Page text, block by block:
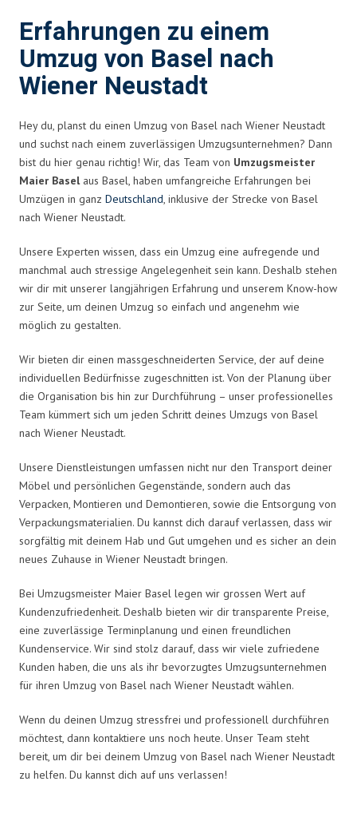
Erfahrungen zu einem
Umzug von Basel nach
Wiener Neustadt
Hey du, planst du einen Umzug von Basel nach Wiener Neustadt
und suchst nach einem zuverlässigen Umzugsunternehmen? Dann
bist du hier genau richtig! Wir, das Team von Umzugsmeister
Maier Baselaus Basel, haben umfangreiche Erfahrungen bei
Umzügen in ganz Deutschland, inklusive der Strecke von Basel
nach Wiener Neustadt.
Unsere Experten wissen, dass ein Umzug eine aufregende und
manchmal auch stressige Angelegenheit sein kann. Deshalb stehen
wir dir mit unserer langjährigen Erfahrung und unserem Know-how
zur Seite, um deinen Umzug so einfach und angenehm wie
möglich zu gestalten.
Wir bieten dir einen massgeschneiderten Service, der auf deine
individuellen Bedürfnisse zugeschnitten ist. Von der Planung über
die Organisation bis hin zur Durchführung – unser professionelles
Team kümmert sich um jeden Schritt deines Umzugs von Basel
nach Wiener Neustadt.
Unsere Dienstleistungen umfassen nicht nur den Transport deiner
Möbel und persönlichen Gegenstände, sondern auch das
Verpacken, Montieren und Demontieren, sowie die Entsorgung von
Verpackungsmaterialien. Du kannst dich darauf verlassen, dass wir
sorgfältig mit deinem Hab und Gut umgehen und es sicher an dein
neues Zuhause in Wiener Neustadt bringen.
Bei Umzugsmeister Maier Basel legen wir grossen Wert auf
Kundenzufriedenheit. Deshalb bieten wir dir transparente Preise,
eine zuverlässige Terminplanung und einen freundlichen
Kundenservice. Wir sind stolz darauf, dass wir viele zufriedene
Kunden haben, die uns als ihr bevorzugtes Umzugsunternehmen
für ihren Umzug von Basel nach Wiener Neustadt wählen.
Wenn du deinen Umzug stressfrei und professionell durchführen
möchtest, dann kontaktiere uns noch heute. Unser Team steht
bereit, um dir bei deinem Umzug von Basel nach Wiener Neustadt
zu helfen. Du kannst dich auf uns verlassen!